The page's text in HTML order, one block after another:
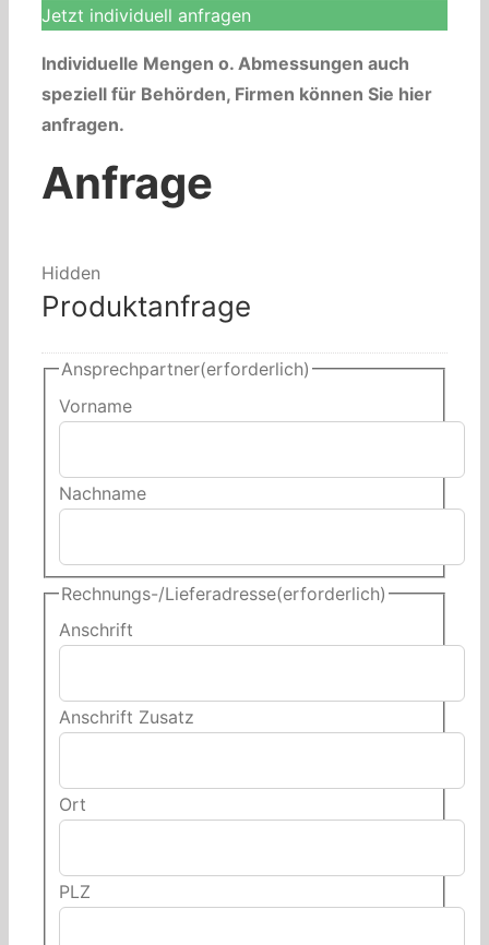
Jetzt individuell anfragen
Individuelle Mengen o. Abmessungen auch
speziell für Behörden, Firmen können Sie hier
anfragen.
Anfrage
Hidden
Produktanfrage
Ansprechpartner(erforderlich)
Vorname
Nachname
Rechnungs-/Lieferadresse(erforderlich)
Anschrift
Anschrift Zusatz
Ort
PLZ